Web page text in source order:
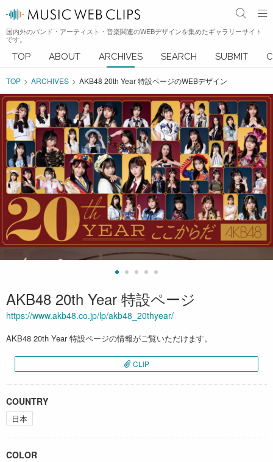
国内外のバンド・アーティスト・音楽関連のWEBデザインを集めたギャラリーサイト
です。
TOP ABOUT ARCHIVES SEARCH SUBMIT
TOP ARCHIVES AKB48 20th Year 特設ページのWEBデザイン
AKB48 20th Year 特設ページ
https://www.akb48.co.jp/lp/akb48_20thyear/
AKB48 20th Year 特設ページの情報がご覧いただけます。
CLIP
COUNTRY
日本
COLOR